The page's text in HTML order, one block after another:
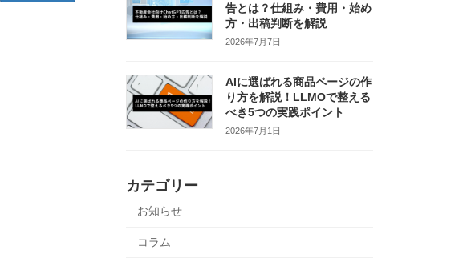
告とは？仕組み・費用・始め
方・出稿判断を解説
2026年7月7日
AIに選ばれる商品ページの作
り方を解説！LLMOで整える
べき5つの実践ポイント
2026年7月1日
カテゴリー
お知らせ
コラム